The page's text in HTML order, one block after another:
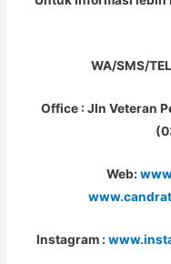
WA/SMS/
Office : Jln Veteran
Web:
Instagram :